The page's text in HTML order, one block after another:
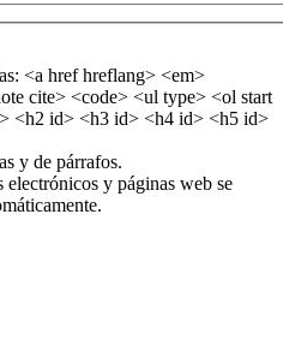
<a href hreflang> <em>
cite> <code> <ul type> <ol start
<h2 id> <h3 id> <h4 id> <h5 id>
y de párrafos.
electrónicos y páginas web se